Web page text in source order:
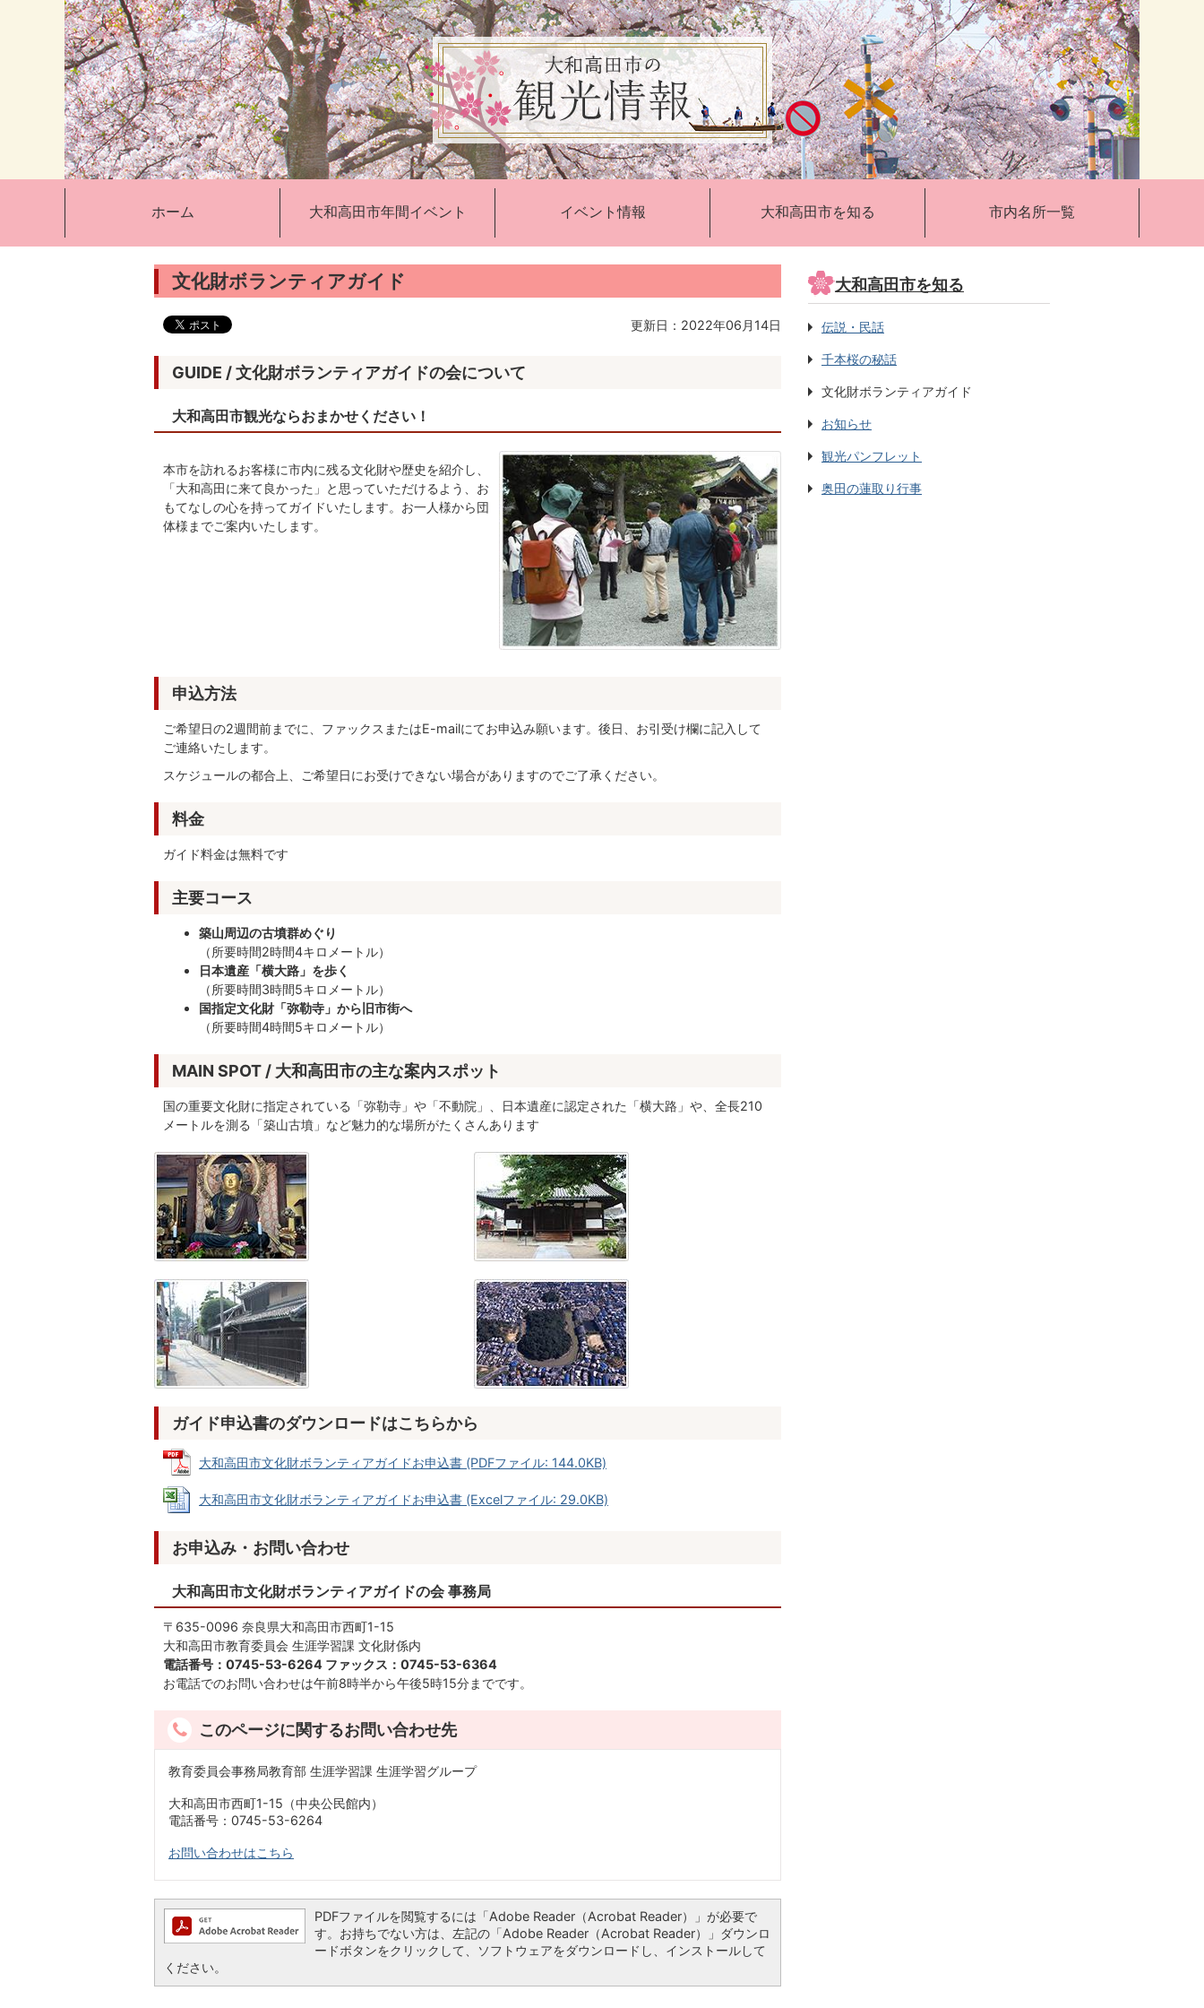
ホーム 大和高田市年間イベント イベント情報 大和高田市を知る 市内名所一覧
文化財ボランティアガイド
更新日：2022年06月14日
GUIDE / 文化財ボランティアガイドの会について
大和高田市観光ならおまかせください！
本市を訪れるお客様に市内に残る文化財や歴史を紹介し、
「大和高田に来て良かった」と思っていただけるよう、お
もてなしの心を持ってガイドいたします。お一人様から団
体様までご案内いたします。
申込方法
ご希望日の2週間前までに、ファックスまたはE-mailにてお申込み願います。後日、お引受け欄に記入して
ご連絡いたします。
スケジュールの都合上、ご希望日にお受けできない場合がありますのでご了承ください。
料金
ガイド料金は無料です
主要コース
築山周辺の古墳群めぐり
（所要時間2時間4キロメートル）
日本遺産「横大路」を歩く
（所要時間3時間5キロメートル）
国指定文化財「弥勒寺」から旧市街へ
（所要時間4時間5キロメートル）
MAIN SPOT / 大和高田市の主な案内スポット
国の重要文化財に指定されている「弥勒寺」や「不動院」、日本遺産に認定された「横大路」や、全長210
メートルを測る「築山古墳」など魅力的な場所がたくさんあります
ガイド申込書のダウンロードはこちらから
大和高田市文化財ボランティアガイドお申込書 (PDFファイル: 144.0KB)
大和高田市文化財ボランティアガイドお申込書 (Excelファイル: 29.0KB)
お申込み・お問い合わせ
大和高田市文化財ボランティアガイドの会 事務局
〒635-0096 奈良県大和高田市西町1-15
大和高田市教育委員会 生涯学習課 文化財係内
電話番号：0745-53-6264 ファックス：0745-53-6364
お電話でのお問い合わせは午前8時半から午後5時15分までです。
このページに関するお問い合わせ先
教育委員会事務局教育部 生涯学習課 生涯学習グループ
大和高田市西町1-15（中央公民館内）
電話番号：0745-53-6264
お問い合わせはこちら
PDFファイルを閲覧するには「Adobe Reader（Acrobat Reader）」が必要で
す。お持ちでない方は、左記の「Adobe Reader（Acrobat Reader）」ダウンロ
ードボタンをクリックして、ソフトウェアをダウンロードし、インストールして
ください。
大和高田市を知る
伝説・民話
千本桜の秘話
文化財ボランティアガイド
お知らせ
観光パンフレット
奥田の蓮取り行事